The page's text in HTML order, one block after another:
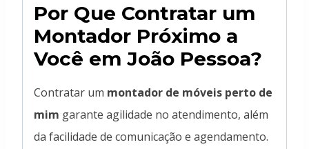
Por Que Contratar um
Montador Próximo a
Você em João Pessoa?
Contratar um montador de móveis perto de
mim garante agilidade no atendimento, além
da facilidade de comunicação e agendamento.